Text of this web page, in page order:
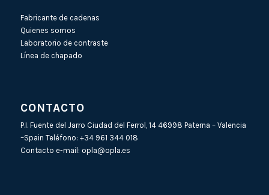
Fabricante de cadenas
Quienes somos
Laboratorio de contraste
Línea de chapado
CONTACTO
P.I. Fuente del Jarro Ciudad del Ferrol, 14 46998 Paterna – Valencia
–Spain Teléfono: +34 961 344 018
Contacto e-mail: opla@opla.es